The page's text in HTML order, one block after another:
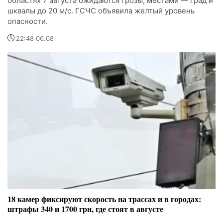
шквалы до 20 м/с. ГСЧС объявила желтый уровень
опасности.
22:48 06.08
18 камер фиксируют скорость на трассах и в городах:
штрафы 340 и 1700 грн, где стоят в августе